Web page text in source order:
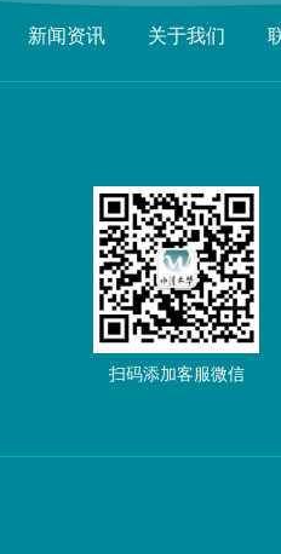
新闻资讯 关于我们
扫码添加客服微信